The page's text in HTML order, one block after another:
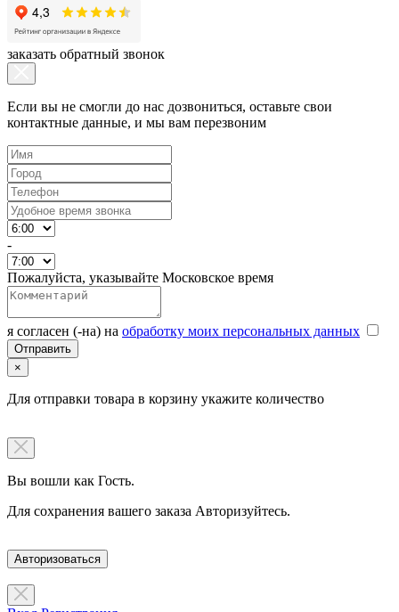
заказать обратный звонок
Если вы не смогли до нас дозвониться, оставьте свои
контактные данные, и мы вам перезвоним
-
Пожалуйста, указывайте Московское время
я согласен (-на) на обработку моих персональных данных
×
Для отправки товара в корзину укажите количество
Вы вошли как Гость.
Для сохранения вашего заказа Авторизуйтесь.
Авторизоваться